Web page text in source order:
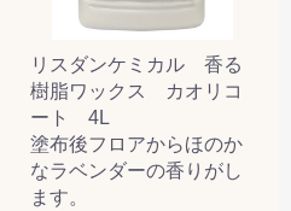
リスダンケミカル 香る
樹脂ワックス カオリコ
ート 4L
塗布後フロアからほのか
なラベンダーの香りがし
ます。